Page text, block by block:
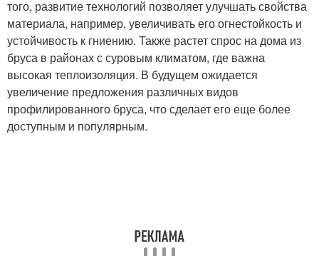
того, развитие технологий позволяет улучшать свойства
материала, например, увеличивать его огнестойкость и
устойчивость к гниению. Также растет спрос на дома из
бруса в районах с суровым климатом, где важна
высокая теплоизоляция. В будущем ожидается
увеличение предложения различных видов
профилированного бруса, что сделает его еще более
доступным и популярным.